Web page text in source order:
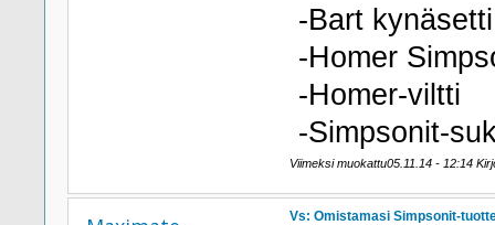
-Bart kynäsetti
-Homer
-Homer-viltti
-Simpsonit-
Viimeksi muokattu05.11.14 - 12:14
Vs: Omistamasi Simpsonit-